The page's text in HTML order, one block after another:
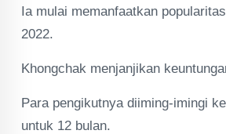
Ia mulai memanfaatkan
2022.
Khongchak menjanjikan
Para pengikutnya diiming-imingi
untuk 12 bulan.